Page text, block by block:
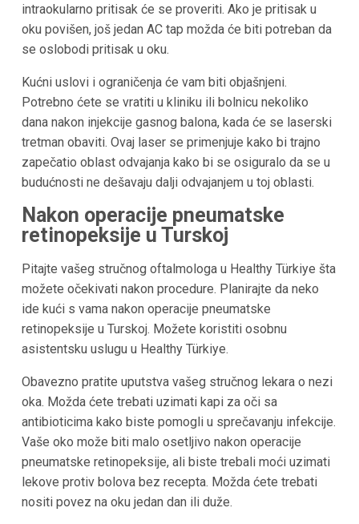
intraokularno pritisak će se proveriti. Ako je pritisak u
oku povišen, još jedan AC tap možda će biti potreban da
se oslobodi pritisak u oku.
Kućni uslovi i ograničenja će vam biti objašnjeni.
Potrebno ćete se vratiti u kliniku ili bolnicu nekoliko
dana nakon injekcije gasnog balona, kada će se laserski
tretman obaviti. Ovaj laser se primenjuje kako bi trajno
zapečatio oblast odvajanja kako bi se osiguralo da se u
budućnosti ne dešavaju dalji odvajanjem u toj oblasti.
Nakon operacije pneumatske
retinopeksije u Turskoj
Pitajte vašeg stručnog oftalmologa u Healthy Türkiye šta
možete očekivati nakon procedure. Planirajte da neko
ide kući s vama nakon operacije pneumatske
retinopeksije u Turskoj. Možete koristiti osobnu
asistentsku uslugu u Healthy Türkiye.
Obavezno pratite uputstva vašeg stručnog lekara o nezi
oka. Možda ćete trebati uzimati kapi za oči sa
antibioticima kako biste pomogli u sprečavanju infekcije.
Vaše oko može biti malo osetljivo nakon operacije
pneumatske retinopeksije, ali biste trebali moći uzimati
lekove protiv bolova bez recepta. Možda ćete trebati
nositi povez na oku jedan dan ili duže.